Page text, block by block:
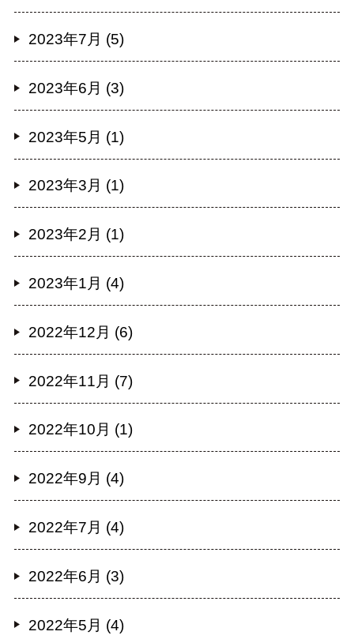
2023年7月 (5)
2023年6月 (3)
2023年5月 (1)
2023年3月 (1)
2023年2月 (1)
2023年1月 (4)
2022年12月 (6)
2022年11月 (7)
2022年10月 (1)
2022年9月 (4)
2022年7月 (4)
2022年6月 (3)
2022年5月 (4)